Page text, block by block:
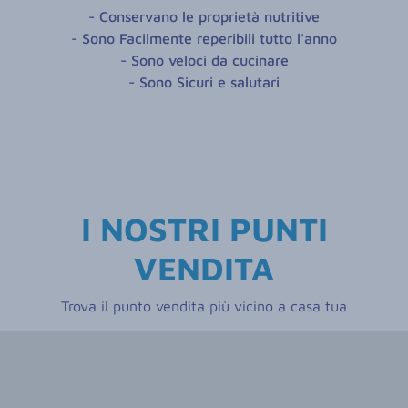
- Conservano le proprietà nutritive
- Sono Facilmente reperibili tutto l'anno
- Sono veloci da cucinare
- Sono Sicuri e salutari
I NOSTRI PUNTI
VENDITA
Trova il punto vendita più vicino a casa tua